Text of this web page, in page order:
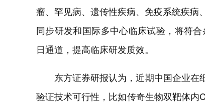
瘤、罕见病、遗传性疾病、免疫系统疾
同步研发和国际多中心临床试验，将符
日通道，提高临床研发质效。
东方证券研报认为，近期中国企业
验证技术可行性，比如传奇生物双靶体内